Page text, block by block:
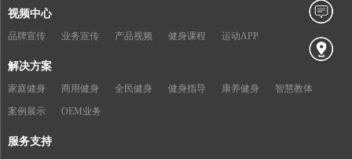
视频中心
品牌宣传 业务宣传 产品视频 健身课程 运动APP
解决方案
家庭健身 商用健身 全民健身 健身指导 康养健身 智慧教体
案例展示 OEM业务
服务支持